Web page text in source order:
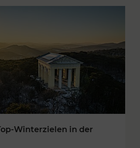
Winterzielen in der